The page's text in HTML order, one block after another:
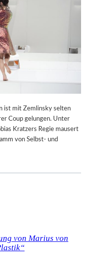
A
R
A
ist mit Zemlinsky selten
Coup gelungen. Unter
Kratzers Regie mausert
von Selbst- und
von Marius von